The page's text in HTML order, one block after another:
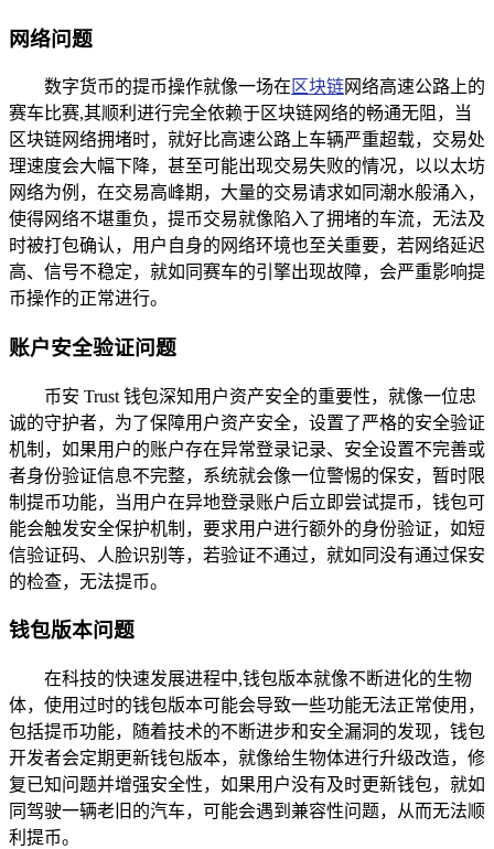
网络问题
数字货币的提币操作就像一场在 区块链网络高速公路上的
赛车比赛,其顺利进行完全依赖于区块链网络的畅通无阻，当
区块链网络拥堵时，就好比高速公路上车辆严重超载，交易处
理速度会大幅下降，甚至可能出现交易失败的情况，以以太坊
网络为例，在交易高峰期，大量的交易请求如同潮水般涌入，
使得网络不堪重负，提币交易就像陷入了拥堵的车流，无法及
时被打包确认，用户自身的网络环境也至关重要，若网络延迟
高、信号不稳定，就如同赛车的引擎出现故障，会严重影响提
币操作的正常进行。
账户安全验证问题
币安 Trust 钱包深知用户资产安全的重要性，就像一位忠
诚的守护者，为了保障用户资产安全，设置了严格的安全验证
机制，如果用户的账户存在异常登录记录、安全设置不完善或
者身份验证信息不完整，系统就会像一位警惕的保安，暂时限
制提币功能，当用户在异地登录账户后立即尝试提币，钱包可
能会触发安全保护机制，要求用户进行额外的身份验证，如短
信验证码、人脸识别等，若验证不通过，就如同没有通过保安
的检查，无法提币。
钱包版本问题
在科技的快速发展进程中,钱包版本就像不断进化的生物
体，使用过时的钱包版本可能会导致一些功能无法正常使用，
包括提币功能，随着技术的不断进步和安全漏洞的发现，钱包
开发者会定期更新钱包版本，就像给生物体进行升级改造，修
复已知问题并增强安全性，如果用户没有及时更新钱包，就如
同驾驶一辆老旧的汽车，可能会遇到兼容性问题，从而无法顺
利提币。